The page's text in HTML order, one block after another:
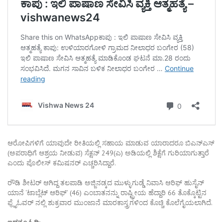
ಆರೋಪಿಗಳಿಗೆ ಯಾವುದೇ ರೀತಿಯಲ್ಲಿ ಸಹಾಯ ಮಾಡುವ ಯಾರಾದರೂ ಬಿಎನ್ಎಸ್
(ಅಪರಾಧಿಗೆ ಆಶ್ರಯ ನೀಡುವ) ಸೆಕ್ಷನ್ 249(ಎ) ಅಡಿಯಲ್ಲಿ ಶಿಕ್ಷೆಗೆ ಗುರಿಯಾಗುತ್ತಾರೆ
ಎಂದು ಪೊಲೀಸ್ ಕಮಿಷನರ್ ಎಚ್ಚರಿಸಿದ್ದಾರೆ.
ರೌಡಿ ಶೀಟರ್ ಆಗಿದ್ದ ತಲಪಾಡಿ ಅಜ್ಜಿನಡ್ಕದ ಮುಳ್ಳುಗುಡ್ಡೆ ನಿವಾಸಿ ಆರಿಫ್ ಹುಸೈನ್
ಯಾನೆ ‘ಟಾಬ್ಲೆಟ್ ಆರಿಫ್’ (46) ಎಂಬಾತನನ್ನು ರಾಷ್ಟ್ರೀಯ ಹೆದ್ದಾರಿ 66 ತೊಕ್ಕೊಟ್ಟಿನ
ಫ್ಲೈಓವರ್ ನಲ್ಲಿ ಶುಕ್ರವಾರ ಮುಂಜಾನೆ ಮಾರಕಾಸ್ತ್ರಗಳಿಂದ ಕೊಚ್ಚಿ ಕೊಲೆಗೈಯಲಾಗಿದೆ.